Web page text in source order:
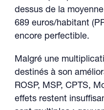
dessus de la
689 euros/habitant
encore perfectible.
Malgré une
destinés à son
ROSP, MSP, CPTS,
effets restent